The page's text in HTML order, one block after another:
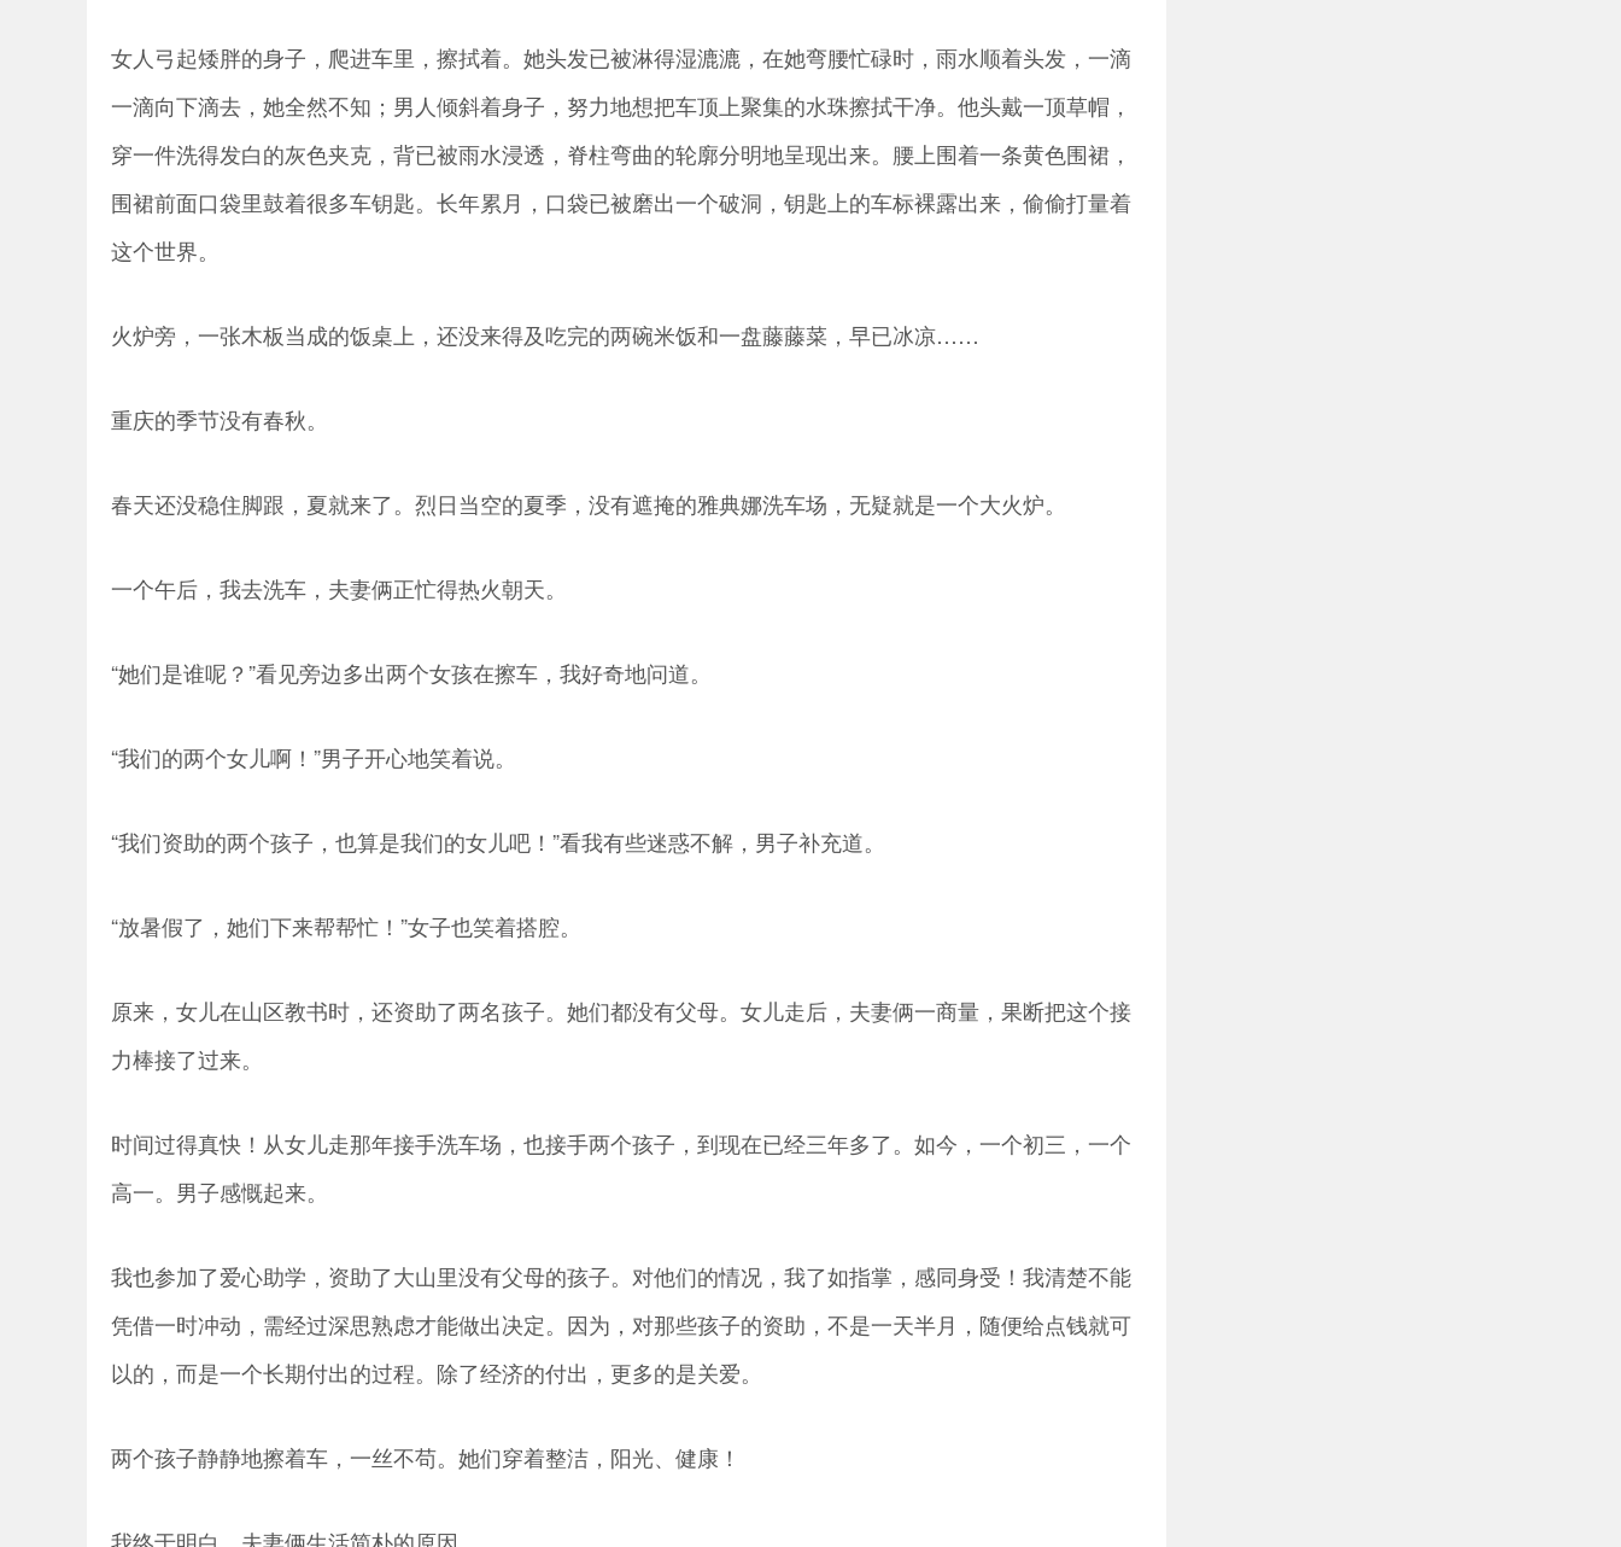
女人弓起矮胖的身子，爬进车里，擦拭着。她头发已被淋得湿漉漉，在她弯腰忙碌时，雨水顺着头发，一滴
一滴向下滴去，她全然不知；男人倾斜着身子，努力地想把车顶上聚集的水珠擦拭干净。他头戴一顶草帽，
穿一件洗得发白的灰色夹克，背已被雨水浸透，脊柱弯曲的轮廓分明地呈现出来。腰上围着一条黄色围裙，
围裙前面口袋里鼓着很多车钥匙。长年累月，口袋已被磨出一个破洞，钥匙上的车标裸露出来，偷偷打量着
这个世界。
火炉旁，一张木板当成的饭桌上，还没来得及吃完的两碗米饭和一盘藤藤菜，早已冰凉……
重庆的季节没有春秋。
春天还没稳住脚跟，夏就来了。烈日当空的夏季，没有遮掩的雅典娜洗车场，无疑就是一个大火炉。
一个午后，我去洗车，夫妻俩正忙得热火朝天。
“她们是谁呢？”看见旁边多出两个女孩在擦车，我好奇地问道。
“我们的两个女儿啊！”男子开心地笑着说。
“我们资助的两个孩子，也算是我们的女儿吧！”看我有些迷惑不解，男子补充道。
“放暑假了，她们下来帮帮忙！”女子也笑着搭腔。
原来，女儿在山区教书时，还资助了两名孩子。她们都没有父母。女儿走后，夫妻俩一商量，果断把这个接
力棒接了过来。
时间过得真快！从女儿走那年接手洗车场，也接手两个孩子，到现在已经三年多了。如今，一个初三，一个
高一。男子感慨起来。
我也参加了爱心助学，资助了大山里没有父母的孩子。对他们的情况，我了如指掌，感同身受！我清楚不能
凭借一时冲动，需经过深思熟虑才能做出决定。因为，对那些孩子的资助，不是一天半月，随便给点钱就可
以的，而是一个长期付出的过程。除了经济的付出，更多的是关爱。
两个孩子静静地擦着车，一丝不苟。她们穿着整洁，阳光、健康！